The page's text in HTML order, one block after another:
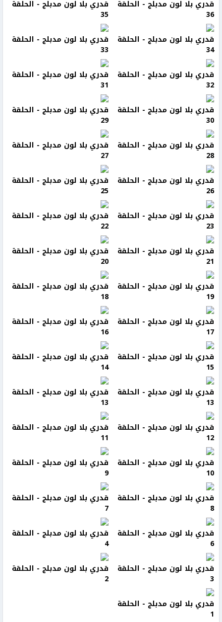
قدري بلا لون مدبلج - الحلقة
36
قدري بلا لون مدبلج - الحلقة
35
قدري بلا لون مدبلج - الحلقة
34
قدري بلا لون مدبلج - الحلقة
33
قدري بلا لون مدبلج - الحلقة
32
قدري بلا لون مدبلج - الحلقة
31
قدري بلا لون مدبلج - الحلقة
30
قدري بلا لون مدبلج - الحلقة
29
قدري بلا لون مدبلج - الحلقة
28
قدري بلا لون مدبلج - الحلقة
27
قدري بلا لون مدبلج - الحلقة
26
قدري بلا لون مدبلج - الحلقة
25
قدري بلا لون مدبلج - الحلقة
23
قدري بلا لون مدبلج - الحلقة
22
قدري بلا لون مدبلج - الحلقة
21
قدري بلا لون مدبلج - الحلقة
20
قدري بلا لون مدبلج - الحلقة
19
قدري بلا لون مدبلج - الحلقة
18
قدري بلا لون مدبلج - الحلقة
17
قدري بلا لون مدبلج - الحلقة
16
قدري بلا لون مدبلج - الحلقة
15
قدري بلا لون مدبلج - الحلقة
14
قدري بلا لون مدبلج - الحلقة
13
قدري بلا لون مدبلج - الحلقة
13
قدري بلا لون مدبلج - الحلقة
12
قدري بلا لون مدبلج - الحلقة
11
قدري بلا لون مدبلج - الحلقة
10
قدري بلا لون مدبلج - الحلقة
9
قدري بلا لون مدبلج - الحلقة
8
قدري بلا لون مدبلج - الحلقة
7
قدري بلا لون مدبلج - الحلقة
6
قدري بلا لون مدبلج - الحلقة
4
قدري بلا لون مدبلج - الحلقة
3
قدري بلا لون مدبلج - الحلقة
2
قدري بلا لون مدبلج - الحلقة
1